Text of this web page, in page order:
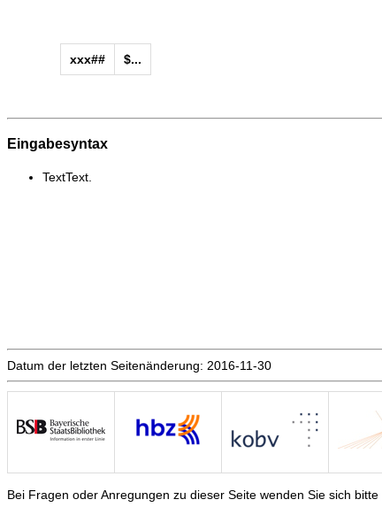
xxx## $...
Eingabesyntax
TextText.
Datum der letzten Seitenänderung: 2016-11-30
Bei Fragen oder Anregungen zu dieser Seite wenden Sie sich bitte